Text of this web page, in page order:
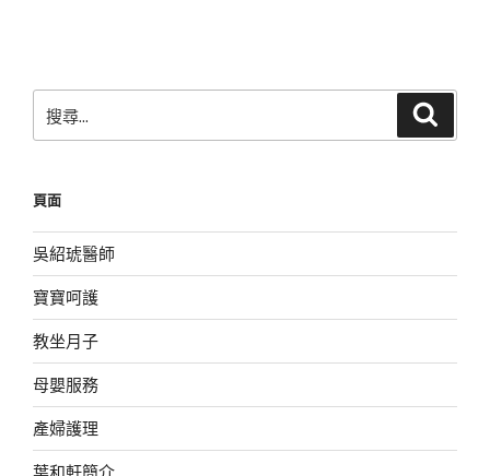
尋
字:
頁面
吳紹琥醫師
寶寶呵護
教坐月子
母嬰服務
產婦護理
葉和軒簡介